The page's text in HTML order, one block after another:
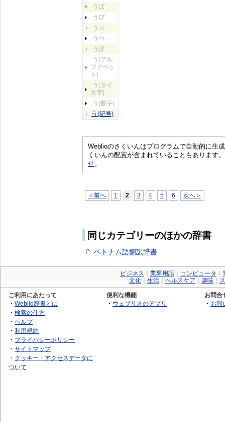
うぱ
うぴ
うぷ
うぺ
うぽ
う(アル
ファベッ
ト)
う(タイ
文字)
う(数字)
う(記号)
Weblioのさくいんはプログラムで自動的に生
くいんの配置が含まれていることもあります
せ。
＜前へ 1 2 3 4 5 6 次へ＞
同じカテゴリーのほかの辞書
ベトナム語翻訳辞書
ビジネス 業界用語 コンピュータ
文化
生活 ヘルスケア 趣味
ご利用にあたって
・ Weblio辞書とは
・ 検索の仕方
・ ヘルプ
・ 利用規約
・ プライバシーポリシー
・ サイトマップ
・ クッキー・アクセスデータに
ついて
便利な機能
・ ウェブリオのアプリ
お問合
・ お問